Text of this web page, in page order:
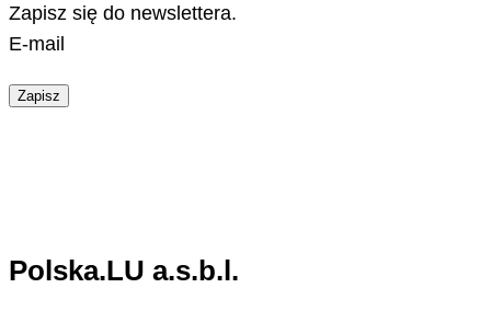
Zapisz się do newslettera.
E-mail
Zapisz
Polska.LU a.s.b.l.